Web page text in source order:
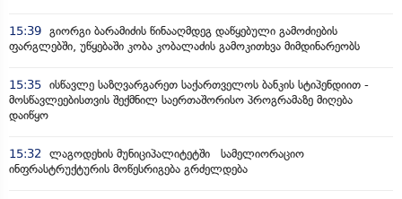
15:39 გიორგი ბარამიძის წინააღმდეგ დაწყებული გამოძიების
ფარგლებში, უწყებაში კობა კობალაძის გამოკითხვა მიმდინარეობს
15:35 ისწავლე საზღვარგარეთ საქართველოს ბანკის სტიპენდიით -
მოსწავლეებისთვის შექმნილ საერთაშორისო პროგრამაზე მიღება
დაიწყო
15:32
ლაგოდეხის მუნიციპალიტეტში სამელიორაციო
ინფრასტრუქტურის მოწესრიგება გრძელდება